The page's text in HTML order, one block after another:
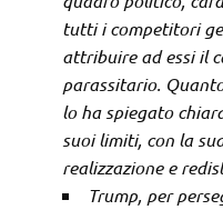
tutti i competitori
attribuire ad essi il
parassitario.
lo ha spiegato
suoi limiti, con la
realizzazione e
Trump, per